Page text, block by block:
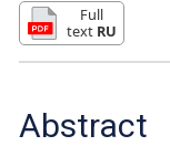
Full
text RU
Abstract